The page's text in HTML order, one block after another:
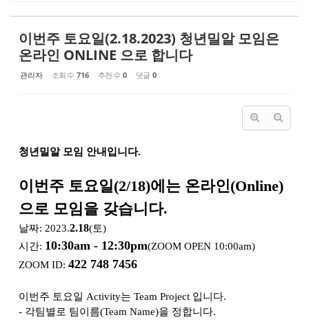
이번주 토요일(2.18.2023) 청년밀알 모임은
온라인 ONLINE 으로 합니다
관리자 조회 수 716 추천 수 0 댓글 0
청년밀알 모임 안내입니다.
이번주 토요일(2/18)에는 온라인(Online)
으로 모임을 갖습니다.
날짜: 2023.2.18(토)
시간: 10:30am - 12:30pm(ZOOM OPEN 10:00am)
ZOOM ID: 422 748 7456
이번주 토요일 Activity는 Team Project 입니다.
- 각팀별로 팀이름(Team Name)을 정합니다.